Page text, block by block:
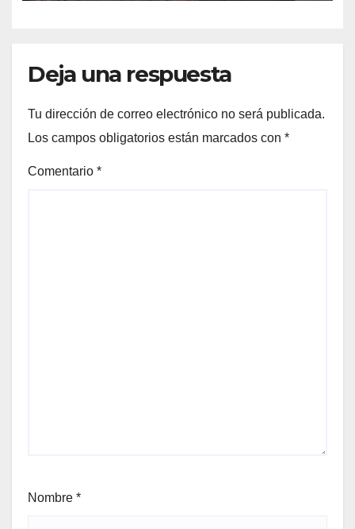
Deja una respuesta
Tu dirección de correo electrónico no será publicada.
Los campos obligatorios están marcados con *
Comentario *
Nombre *